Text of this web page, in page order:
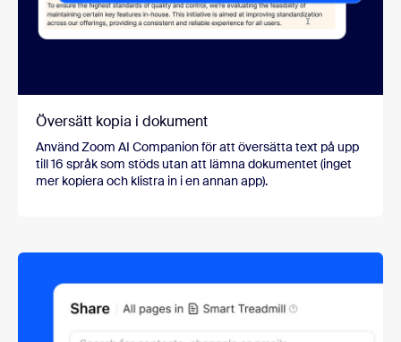
Översätt kopia i dokument
Använd Zoom AI Companion för att översätta text på upp
till 16 språk som stöds utan att lämna dokumentet (inget
mer kopiera och klistra in i en annan app).